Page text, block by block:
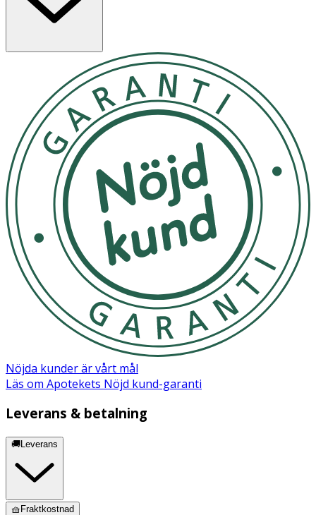
Nöjda kunder är vårt mål
Läs om Apotekets Nöjd kund-garanti
Leverans & betalning
🚚Leverans
🧺Fraktkostnad